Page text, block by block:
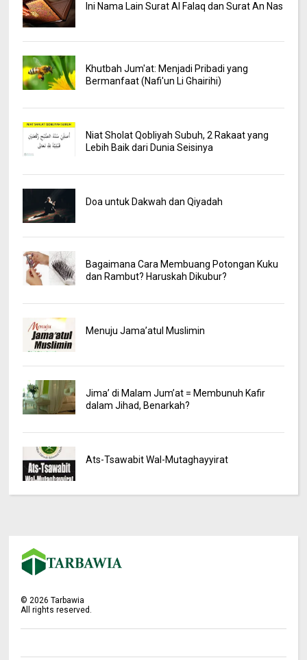
Ini Nama Lain Surat Al Falaq dan Surat An Nas
Khutbah Jum'at: Menjadi Pribadi yang
Bermanfaat (Nafi'un Li Ghairihi)
Niat Sholat Qobliyah Subuh, 2 Rakaat yang
Lebih Baik dari Dunia Seisinya
Doa untuk Dakwah dan Qiyadah
Bagaimana Cara Membuang Potongan Kuku
dan Rambut? Haruskah Dikubur?
Menuju Jama’atul Muslimin
Jima’ di Malam Jum’at = Membunuh Kafir
dalam Jihad, Benarkah?
Ats-Tsawabit Wal-Mutaghayyirat
© 2026 Tarbawia
All rights reserved.